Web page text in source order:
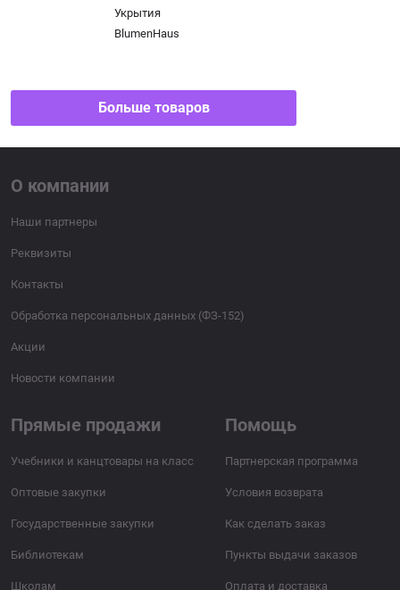
Укрытия
BlumenHaus
Больше товаров
О компании
Наши партнеры
Реквизиты
Контакты
Обработка персональных данных (ФЗ-152)
Акции
Новости компании
Прямые продажи
Учебники и канцтовары на класс
Оптовые закупки
Государственные закупки
Библиотекам
Школам
Помощь
Партнерская программа
Условия возврата
Как сделать заказ
Пункты выдачи заказов
Оплата и доставка